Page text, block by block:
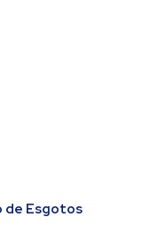
de Esgotos